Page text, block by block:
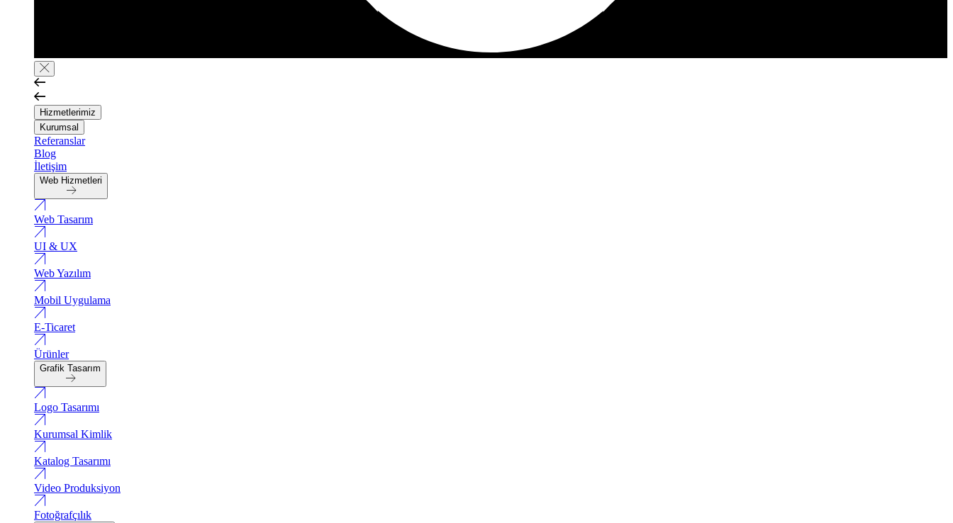
Hizmetlerimiz
Kurumsal
Referanslar
Blog
İletişim
Web Hizmetleri
Web Tasarım
UI & UX
Web Yazılım
Mobil Uygulama
E-Ticaret
Ürünler
Grafik Tasarım
Logo Tasarımı
Kurumsal Kimlik
Katalog Tasarımı
Video Produksiyon
Fotoğrafçılık